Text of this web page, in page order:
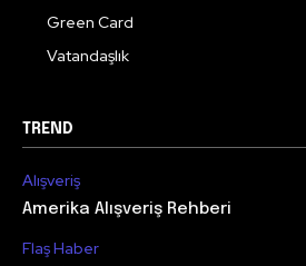
Green Card
Vatandaşlık
TREND
Alışveriş
Amerika Alışveriş Rehberi
Flaş Haber